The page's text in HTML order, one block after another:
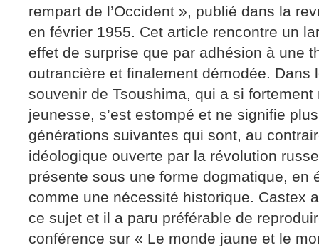
rempart de l’Occident », publié dans la
en février 1955. Cet article rencontre un
effet de surprise que par adhésion à une
outrancière et finalement démodée. Dans
souvenir de Tsoushima, qui a si
jeunesse, s’est estompé et ne signifie
générations suivantes qui sont, au
idéologique ouverte par la révolution
présente sous une forme dogmatique, en
comme une nécessité historique. Castex
ce sujet et il a paru préférable de
conférence sur « Le monde jaune et le